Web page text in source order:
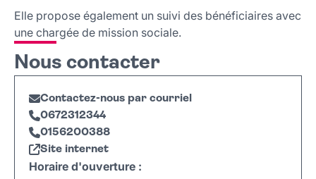
Elle propose également un suivi des bénéficiaires avec
une chargée de mission sociale.
Nous contacter
Contactez-nous par courriel
0672312344
0156200388
Site internet
Horaire d'ouverture :